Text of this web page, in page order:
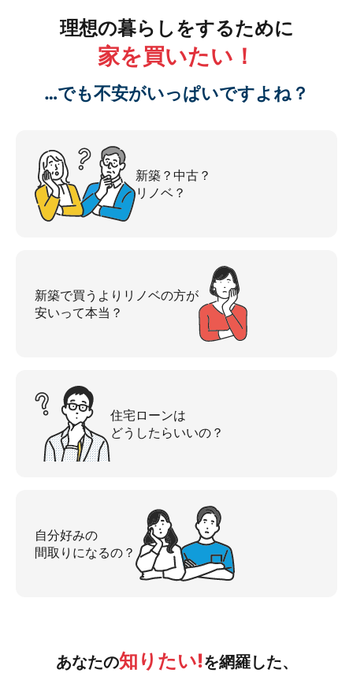
理想の暮らしをするために
家を買いたい！
…でも不安がいっぱいですよね？
新築？中古？
リノベ？
新築で買うよりリノベの方が
安いって本当？
住宅ローンは
どうしたらいいの？
自分好みの
間取りになるの？
あなたの知りたい!を網羅した、